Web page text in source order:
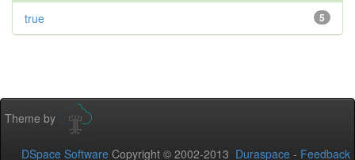
5
true
Theme by
DSpace Software Copyright © 2002-2013 Duraspace - Feedback